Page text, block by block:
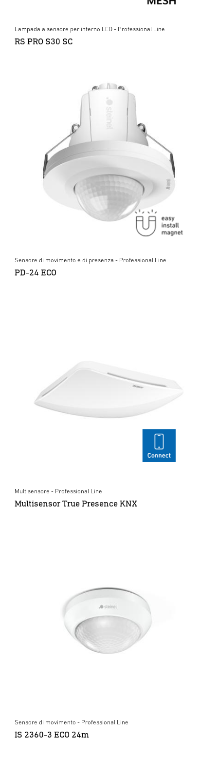
Lampada a sensore per interno LED - Professional Line
RS PRO S30 SC
Sensore di movimento e di presenza - Professional Line
PD-24 ECO
Multisensore - Professional Line
Multisensor True Presence KNX
Sensore di movimento - Professional Line
IS 2360-3 ECO 24m